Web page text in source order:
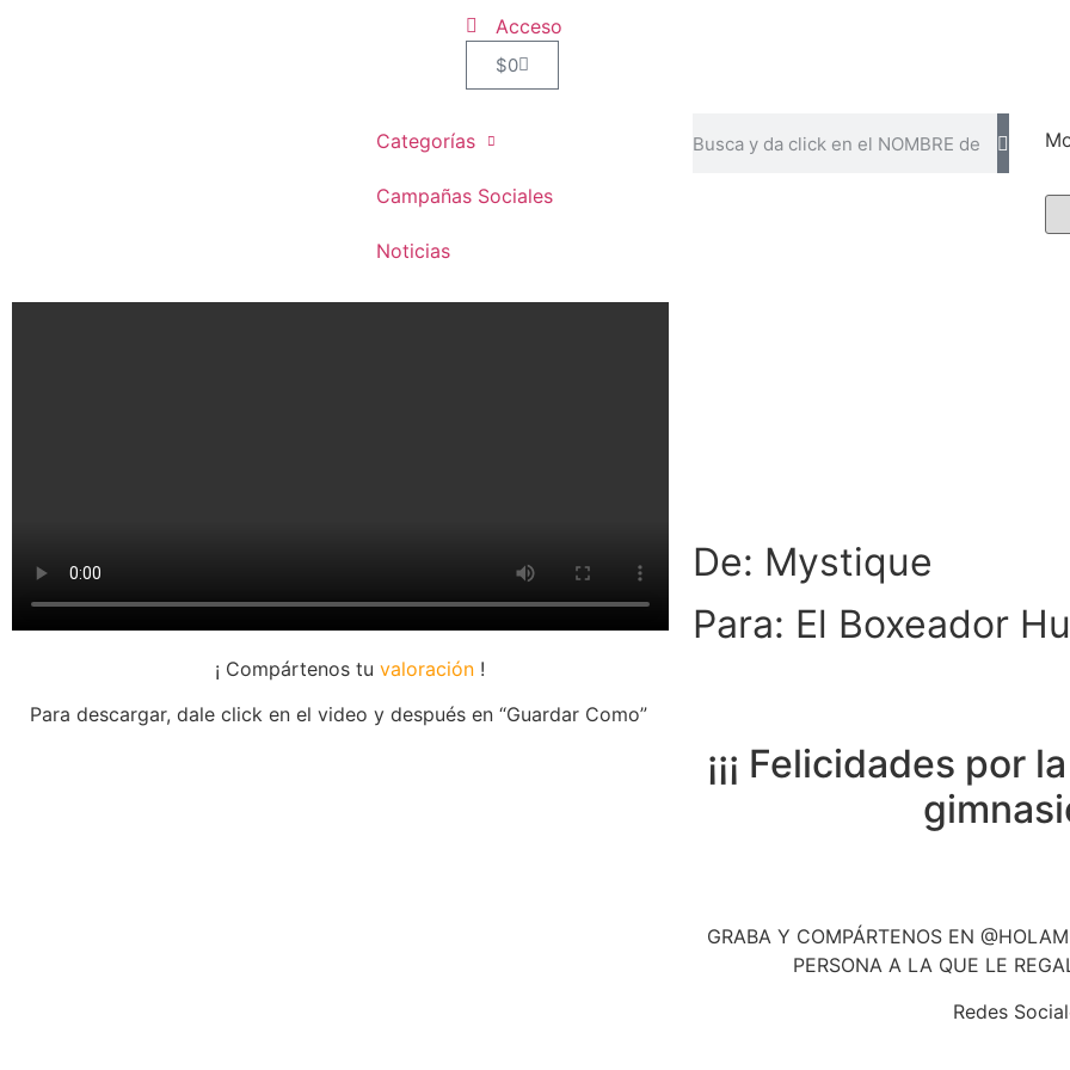
Acceso
$0
Categorías
Campañas Sociales
Noticias
¡ Compártenos tu valoración !
Para descargar, dale click en el video y después en “Guardar Como”
De: Mystique
Para: El Boxeador
¡¡¡ Felicidades por
GRABA Y COMPÁRTENOS EN
PERSONA A LA QUE LE
Redes